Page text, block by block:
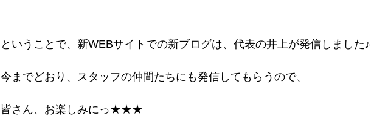
ということで、新WEBサイトでの新ブログは、代表の井上が発信しました♪
今までどおり、スタッフの仲間たちにも発信してもらうので、
皆さん、お楽しみにっ★★★